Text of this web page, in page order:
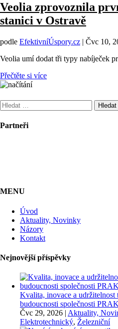
Veolia zprovoznila
stanici v Ostravě
podle EfektivníÚspory.cz | Čvc 10,
Veolia umí dodat tři typy nabíječek
Přečtěte si více
Vyhledávání
Partneři
MENU
Úvod
Aktuality, Novinky
Názory
Kontakt
Nejnovější příspěvky
Kvalita, inovace a udržitelnost
budoucnosti společnosti
Čvc 29, 2026 | Aktuality,
Elektrotechnický, Železniční